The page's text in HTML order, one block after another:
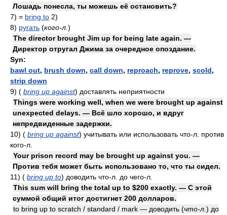
Лошадь понесла, ты можешь её остановить?
7) = bring to 2)
8) ругать (кого-л. )
The director brought Jim up for being late again. —
Директор отругал Джима за очередное опоздание.
Syn:
bawl out, brush down, call down, reproach, reprove, scold,
strip down
9) ( bring up against) доставлять неприятности
Things were working well, when we were brought up against
unexpected delays. — Всё шло хорошо, и вдруг
непредвиденные задержки.
10) ( bring up against) учитывать или использовать что-л. против
кого-л.
Your prison record may be brought up against you. —
Против тебя может быть использовано то, что ты сидел.
11) ( bring up to) доводить что-л. до чего-л.
This sum will bring the total up to $200 exactly. — С этой
суммой общий итог достигнет 200 долларов.
to bring up to scratch / standard / mark — доводить (что-л. ) до